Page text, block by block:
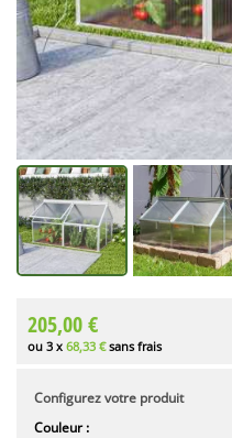
205,00 €
ou 3 x 68,33 €sans frais
Configurez votre produit
Couleur :